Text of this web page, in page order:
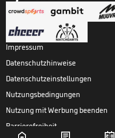
Impressum
Datenschutzhinweise
Datenschutzeinstellungen
Nutzungsbedingungen
Nutzung mit Werbung beenden
Barrierefreiheit